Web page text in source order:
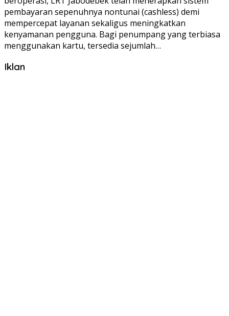
pembayaran sepenuhnya nontunai (cashless) demi
mempercepat layanan sekaligus meningkatkan
kenyamanan pengguna. Bagi penumpang yang terbiasa
menggunakan kartu, tersedia sejumlah…
Iklan